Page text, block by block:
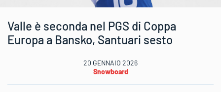
Valle è seconda nel PGS di Coppa
Europa a Bansko, Santuari sesto
20 GENNAIO 2026
Snowboard